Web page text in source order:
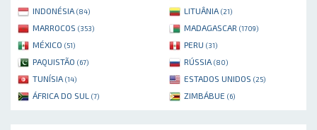
INDONÉSIA (84) LITUÂNIA (21)
MARROCOS (353) MADAGASCAR (1709)
MÉXICO (51) PERU (31)
PAQUISTÃO (67) RÚSSIA (80)
TUNÍSIA (14) ESTADOS UNIDOS (25)
ÁFRICA DO SUL (7) ZIMBÁBUE (6)